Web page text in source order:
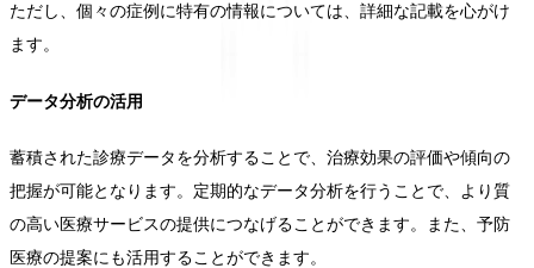
ただし、個々の症例に特有の情報については、詳細な記載を心がけ
ます。
データ分析の活用
蓄積された診療データを分析することで、治療効果の評価や傾向の
把握が可能となります。定期的なデータ分析を行うことで、より質
の高い医療サービスの提供につなげることができます。また、予防
医療の提案にも活用することができます。